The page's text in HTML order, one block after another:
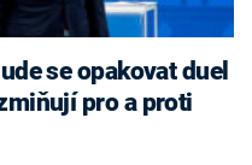
pro a proti